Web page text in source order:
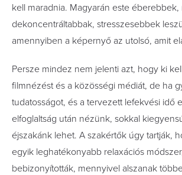
kell maradnia. Magyarán este
dekoncentráltabbak, stresszesebbek
amennyiben a képernyő az utolsó, amit
Persze mindez nem jelenti azt, hogy ki
filmnézést és a közösségi médiát, de ha
tudatosságot, és a tervezett lefekvési idő
elfoglaltság után nézünk, sokkal
éjszakánk lehet. A szakértők úgy tartják,
egyik leghatékonyabb relaxációs
bebizonyították, mennyivel alszanak